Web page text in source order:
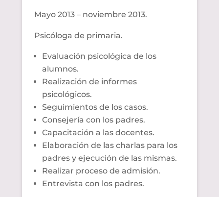
Mayo 2013 – noviembre 2013.
Psicóloga de primaria.
Evaluación psicológica de los
alumnos.
Realización de informes
psicológicos.
Seguimientos de los casos.
Consejería con los padres.
Capacitación a las docentes.
Elaboración de las charlas para los
padres y ejecución de las mismas.
Realizar proceso de admisión.
Entrevista con los padres.